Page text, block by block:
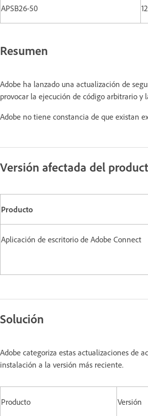
APSB26-50
Resumen
Adobe ha lanzado una actualización de
provocar la ejecución de código arbitrario y
Adobe no tiene constancia de que existan
Versión afectada del
Producto
Aplicación de escritorio de Adobe Connect
Solución
Adobe categoriza estas actualizaciones de
instalación a la versión más reciente.
Producto Versión